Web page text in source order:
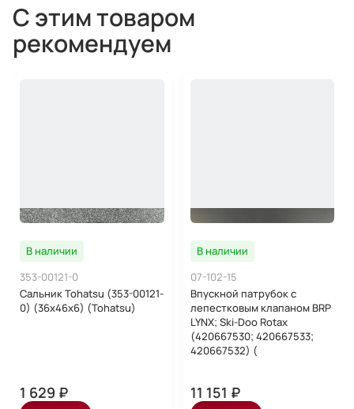
С этим товаром
рекомендуем
В наличии
353-00121-0
Сальник Tohatsu (353-00121-
0) (36x46x6) (Tohatsu)
1 629 ₽
В наличии
07-102-15
Впускной патрубок с
лепестковым клапаном BRP
LYNX; Ski-Doo Rotax
(420667530; 420667533;
420667532) (
11 151 ₽